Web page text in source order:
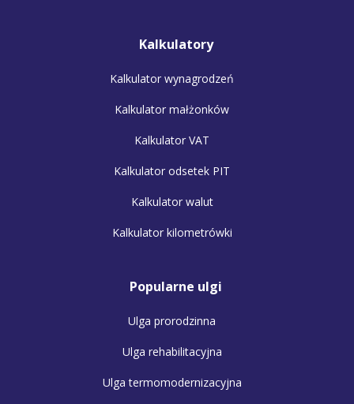
Kalkulatory
Kalkulator wynagrodzeń
Kalkulator małżonków
Kalkulator VAT
Kalkulator odsetek PIT
Kalkulator walut
Kalkulator kilometrówki
Popularne ulgi
Ulga prorodzinna
Ulga rehabilitacyjna
Ulga termomodernizacyjna